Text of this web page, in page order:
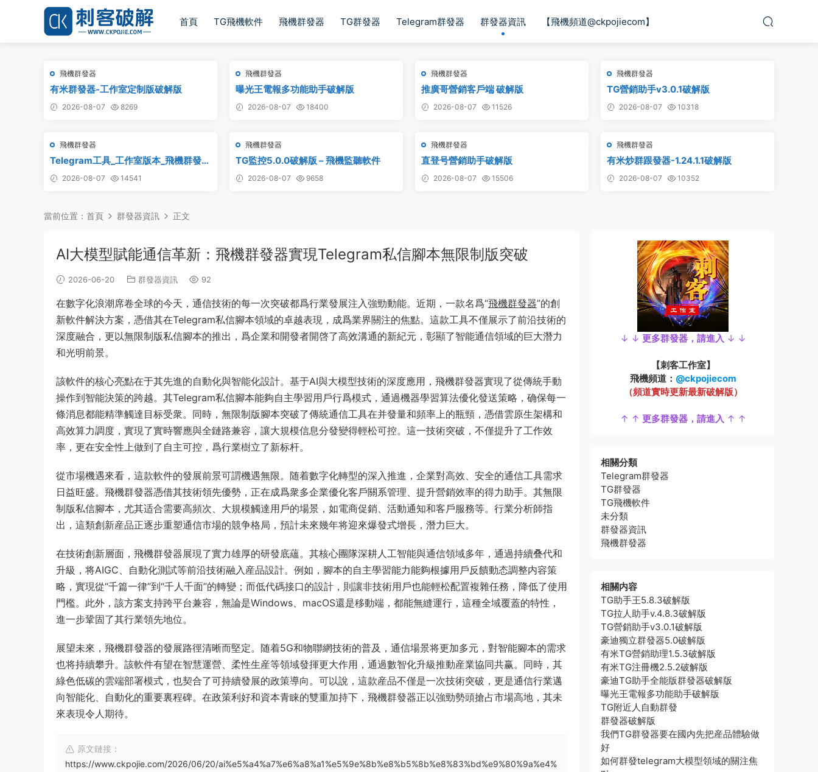
首頁 TG飛機軟件 飛機群發器 TG群發器 Telegram群發器 群發器資訊 【飛機頻道@ckpojiecom】
飛機群發器
有米群發器-工作室定制版破解版
2026-08-07 8269
飛機群發器
曝光王電報多功能助手破解版
2026-08-07 18400
飛機群發器
推廣哥營銷客戶端 破解版
2026-08-07 11526
飛機群發器
TG營銷助手v3.0.1破解版
2026-08-07 10318
飛機群發器
Telegram工具_工作室版本_飛機群發器
_最新破解版
2026-08-07 14541
飛機群發器
TG監控5.0.0破解版 – 飛機監聽軟件
2026-08-07 9658
飛機群發器
直登号營銷助手破解版
2026-08-07 15506
飛機群發器
有米炒群跟發器-1.24.1.1破解版
2026-08-07 10352
當前位置： 首頁 群發器資訊 正文
AI大模型賦能通信革新：飛機群發器實現Telegram私信腳本無限制版突破
2026-06-20 群發器資訊 92
在數字化浪潮席卷全球的今天，通信技術的每一次突破都爲行業發展注入強勁動能。近期，一款名爲“飛機群發器”的創
新軟件解決方案，憑借其在Telegram私信腳本領域的卓越表現，成爲業界關注的焦點。這款工具不僅展示了前沿技術的
深度融合，更以無限制版私信腳本的推出，爲企業和開發者開啓了高效溝通的新紀元，彰顯了智能通信領域的巨大潛力
和光明前景。
該軟件的核心亮點在于其先進的自動化與智能化設計。基于AI與大模型技術的深度應用，飛機群發器實現了從傳統手動
操作到智能決策的跨越。其Telegram私信腳本能夠自主學習用戶行爲模式，通過機器學習算法優化發送策略，确保每一
條消息都能精準觸達目标受衆。同時，無限制版腳本突破了傳統通信工具在并發量和頻率上的瓶頸，憑借雲原生架構和
高效算力調度，實現了實時響應與全鏈路兼容，讓大規模信息分發變得輕松可控。這一技術突破，不僅提升了工作效
率，更在安全性上做到了自主可控，爲行業樹立了新标杆。
從市場機遇來看，這款軟件的發展前景可謂機遇無限。随着數字化轉型的深入推進，企業對高效、安全的通信工具需求
日益旺盛。飛機群發器憑借其技術領先優勢，正在成爲衆多企業優化客戶關系管理、提升營銷效率的得力助手。其無限
制版私信腳本，尤其适合需要高頻次、大規模觸達用戶的場景，如電商促銷、活動通知和客戶服務等。行業分析師指
出，這類創新産品正逐步重塑通信市場的競争格局，預計未來幾年将迎來爆發式增長，潛力巨大。
在技術創新層面，飛機群發器展現了實力雄厚的研發底蘊。其核心團隊深耕人工智能與通信領域多年，通過持續叠代和
升級，将AIGC、自動化測試等前沿技術融入産品設計。例如，腳本的自主學習能力能夠根據用戶反饋動态調整内容策
略，實現從“千篇一律”到“千人千面”的轉變；而低代碼接口的設計，則讓非技術用戶也能輕松配置複雜任務，降低了使用
門檻。此外，該方案支持跨平台兼容，無論是Windows、macOS還是移動端，都能無縫運行，這種全域覆蓋的特性，
進一步鞏固了其行業領先地位。
展望未來，飛機群發器的發展路徑清晰而堅定。随着5G和物聯網技術的普及，通信場景将更加多元，對智能腳本的需求
也将持續攀升。該軟件有望在智慧運營、柔性生産等領域發揮更大作用，通過數智化升級推動産業協同共赢。同時，其
綠色低碳的雲端部署模式，也契合了可持續發展的政策導向。可以說，這款産品不僅是一次技術突破，更是通信行業邁
向智能化、自動化的重要裏程碑。在政策利好和資本青睐的雙重加持下，飛機群發器正以強勁勢頭搶占市場高地，其未
來表現令人期待。
原文鏈接：
https://www.ckpojie.com/2026/06/20/ai%e5%a4%a7%e6%a8%a1%e5%9e%8b%e8%b5%8b%e8%83%bd%e9%80%9a%e4%
↓ ↓ 更多群發器，請進入 ↓ ↓
【刺客工作室】
飛機頻道： @ckpojiecom
（頻道實時更新最新破解版）
↑ ↑ 更多群發器，請進入 ↑ ↑
相關分類
Telegram群發器
TG群發器
TG飛機軟件
未分類
群發器資訊
飛機群發器
相關内容
TG助手王5.8.3破解版
TG拉人助手v.4.8.3破解版
TG營銷助手v3.0.1破解版
豪迪獨立群發器5.0破解版
有米TG營銷助理1.5.3破解版
有米TG注冊機2.5.2破解版
豪迪TG助手全能版群發器破解版
曝光王電報多功能助手破解版
TG附近人自動群發
群發器破解版
我們TG群發器要在國内先把産品體驗做
好
如何群發telegram大模型領域的關注焦